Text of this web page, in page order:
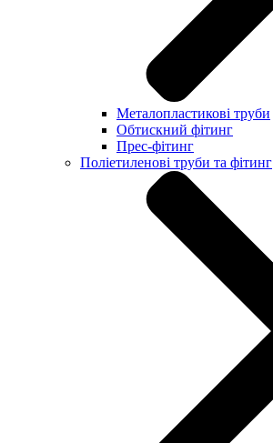
Металопластикові труби
Обтискний фітинг
Прес-фітинг
Поліетиленові труби та фітинг